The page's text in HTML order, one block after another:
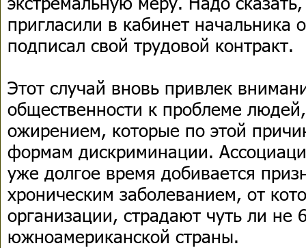
пригласили в кабинет начальника
подписал свой трудовой контракт.
Этот случай вновь привлек
общественности к проблеме
ожирением, которые по этой
формам дискриминации.
уже долгое время добивается
хроническим заболеванием, от
организации, страдают чуть ли не
южноамериканской страны.